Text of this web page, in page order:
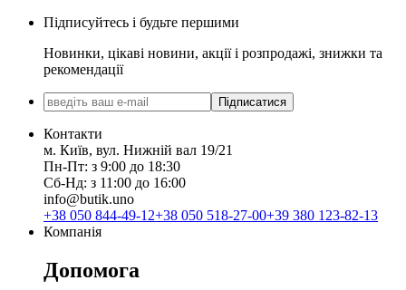
Підписуйтесь і будьте першими
Новинки, цікаві новини, акції і розпродажі, знижки та
рекомендації
Підписатися
Контакти
м. Київ, вул. Нижній вал 19/21
Пн-Пт: з 9:00 до 18:30
Сб-Нд: з 11:00 до 16:00
info@butik.uno
+38 050 844-49-12+38 050 518-27-00+39 380 123-82-13
Компанія
Допомога